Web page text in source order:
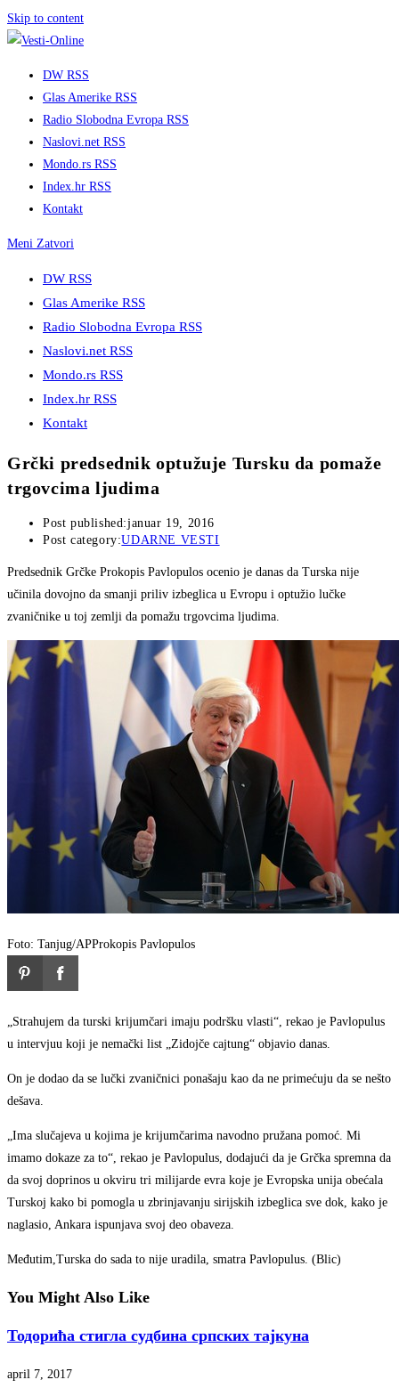
Skip to content
DW RSS
Glas Amerike RSS
Radio Slobodna Evropa RSS
Naslovi.net RSS
Mondo.rs RSS
Index.hr RSS
Kontakt
Meni Zatvori
DW RSS
Glas Amerike RSS
Radio Slobodna Evropa RSS
Naslovi.net RSS
Mondo.rs RSS
Index.hr RSS
Kontakt
Grčki predsednik optužuje Tursku da pomaže
trgovcima ljudima
Post published:januar 19, 2016
Post category:UDARNE VESTI
Predsednik Grčke Prokopis Pavlopulos ocenio je danas da Turska nije
učinila dovojno da smanji priliv izbeglica u Evropu i optužio lučke
zvaničnike u toj zemlji da pomažu trgovcima ljudima.
Foto: Tanjug/APProkopis Pavlopulos
„Strahujem da turski krijumčari imaju podršku vlasti“, rekao je Pavlopulus
u intervjuu koji je nemački list „Zidojče cajtung“ objavio danas.
On je dodao da se lučki zvaničnici ponašaju kao da ne primećuju da se nešto
dešava.
„Ima slučajeva u kojima je krijumčarima navodno pružana pomoć. Mi
imamo dokaze za to“, rekao je Pavlopulus, dodajući da je Grčka spremna da
da svoj doprinos u okviru tri milijarde evra koje je Evropska unija obećala
Turskoj kako bi pomogla u zbrinjavanju sirijskih izbeglica sve dok, kako je
naglasio, Ankara ispunjava svoj deo obaveza.
Međutim,Turska do sada to nije uradila, smatra Pavlopulus. (Blic)
You Might Also Like
Тодорића стигла судбина српских тајкуна
april 7, 2017